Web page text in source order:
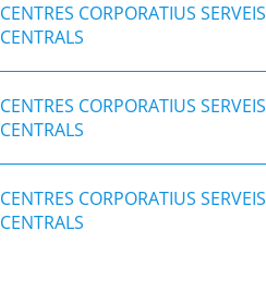
CENTRES CORPORATIUS SERVEIS
CENTRALS
CENTRES CORPORATIUS SERVEIS
CENTRALS
CENTRES CORPORATIUS SERVEIS
CENTRALS